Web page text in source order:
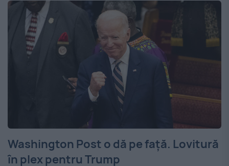
Washington Post o dă pe față. Lovitură
în plex pentru Trump